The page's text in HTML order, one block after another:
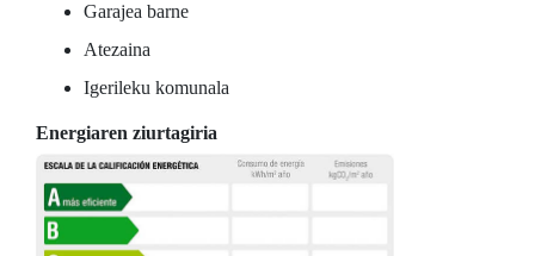
Garajea barne
Atezaina
Igerileku komunala
Energiaren ziurtagiria